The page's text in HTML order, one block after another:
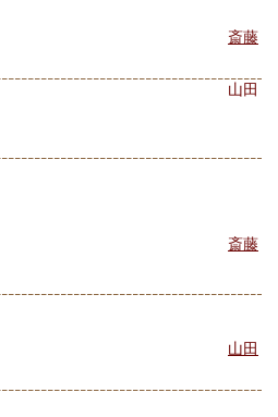
斎藤
山田
斎藤
山田